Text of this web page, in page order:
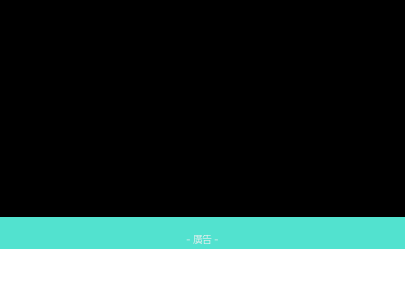
- 廣告 -